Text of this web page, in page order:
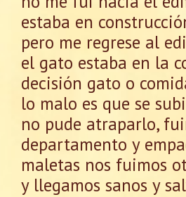
estaba en
pero me regrese al
el gato estaba en la
decisión gato o
lo malo es que se
no pude atraparlo,
departamento y
maletas nos fuimos
y llegamos sanos y